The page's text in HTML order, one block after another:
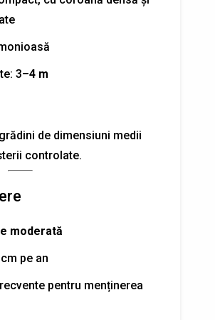
3–4 m
de dimensiuni medii
controlate.
moderată
pe an
pentru menținerea